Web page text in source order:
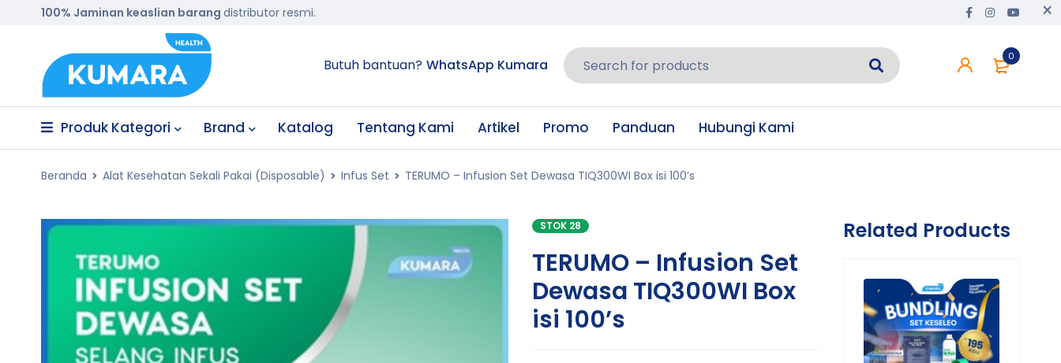
100% Jaminan keaslian barang distributor resmi.
0
Butuh bantuan? WhatsApp Kumara
Produk Kategori Brand Katalog Tentang Kami Artikel Promo Panduan Hubungi Kami
Beranda Alat Kesehatan Sekali Pakai (Disposable) Infus Set TERUMO – Infusion Set Dewasa TIQ300WI Box isi 100’s
STOK 28
TERUMO – Infusion Set
Dewasa TIQ300WI Box
isi 100’s
Related Products